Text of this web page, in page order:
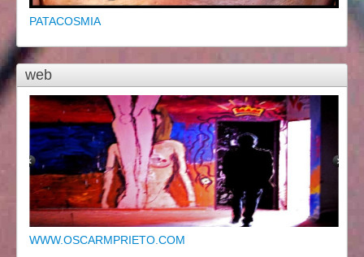
PATACOSMIA
web
WWW.OSCARMPRIETO.COM